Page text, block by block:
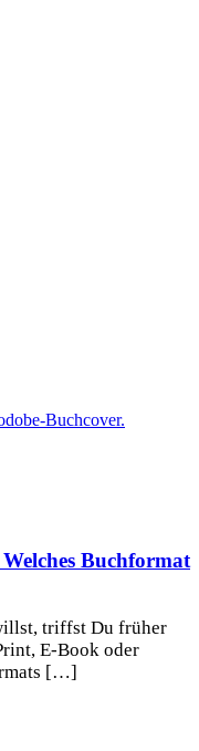
Buchformat
triffst Du früher
E-Book oder
[…]